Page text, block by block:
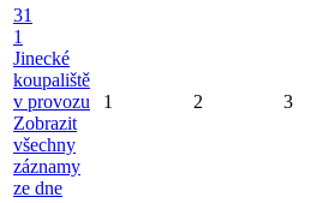
31
1
Jinecké
koupaliště
v provozu
Zobrazit
všechny
záznamy
ze dne
1 2 3